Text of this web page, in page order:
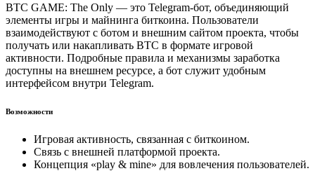
BTC GAME: The Only — это Telegram-бот, объединяющий
элементы игры и майнинга биткоина. Пользователи
взаимодействуют с ботом и внешним сайтом проекта, чтобы
получать или накапливать BTC в формате игровой
активности. Подробные правила и механизмы заработка
доступны на внешнем ресурсе, а бот служит удобным
интерфейсом внутри Telegram.
Возможности
Игровая активность, связанная с биткоином.
Связь с внешней платформой проекта.
Концепция «play & mine» для вовлечения пользователей.